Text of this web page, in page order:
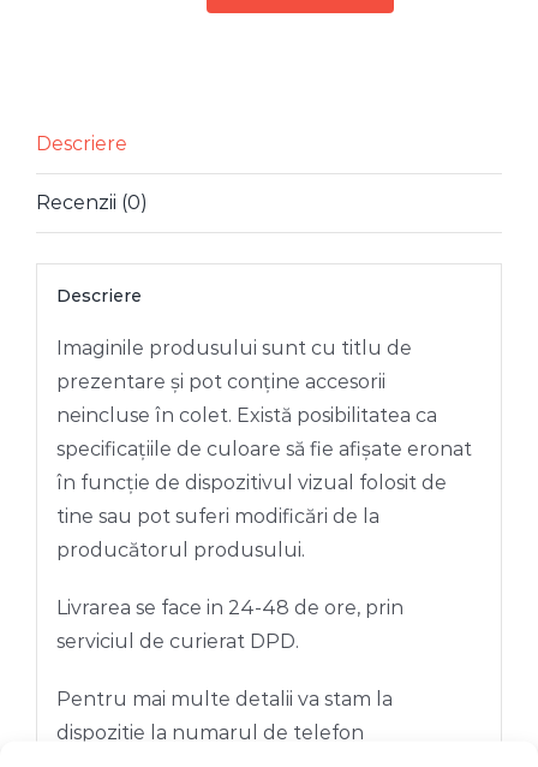
GRADINA
CIUPERCI
SI
BROSCUTA
Descriere
Recenzii (0)
Descriere
Imaginile produsului sunt cu titlu de
prezentare și pot conține accesorii
neincluse în colet. Există posibilitatea ca
specificațiile de culoare să fie afișate eronat
în funcție de dispozitivul vizual folosit de
tine sau pot suferi modificări de la
producătorul produsului.
Livrarea se face in 24-48 de ore, prin
serviciul de curierat DPD.
Pentru mai multe detalii va stam la
dispozitie la numarul de telefon